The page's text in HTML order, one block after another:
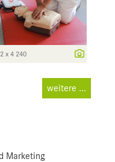
x 4 240
weitere ...
Marketing